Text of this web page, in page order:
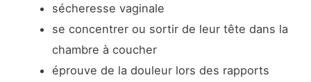
sécheresse vaginale
se concentrer ou sortir de leur tête dans la
chambre à coucher
éprouve de la douleur lors des rapports